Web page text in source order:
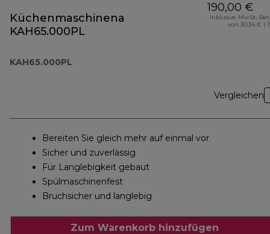
Küchenmaschinenaufsatz
KAH65.000PL
KAH65.000PL
190,00 €
Inklusive MwSt.-
von 30,34 € (
Vergleichen
Bereiten Sie gleich mehr auf einmal vor
Sicher und zuverlässig
Für Langlebigkeit gebaut
Spülmaschinenfest
Bruchsicher und langlebig
Zum Warenkorb hinzufügen